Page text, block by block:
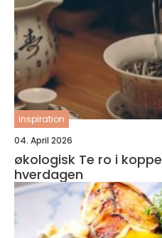
inspiration
04. April 2026
økologisk Te ro i koppen og omtanke i
hverdagen